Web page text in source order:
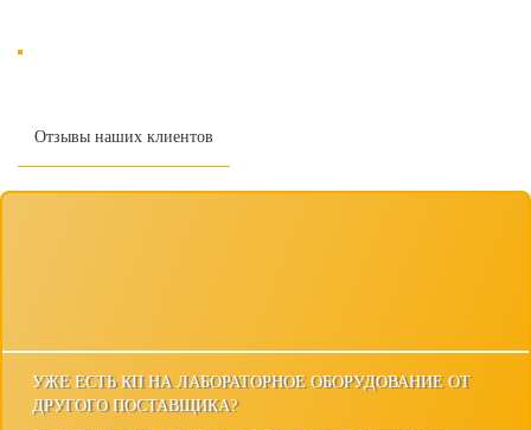
УЖЕ ЕСТЬ КП НА ЛАБОРАТОРНОЕ ОБОРУДОВАНИЕ ОТ
ДРУГОГО ПОСТАВЩИКА?
Отзывы наших клиентов